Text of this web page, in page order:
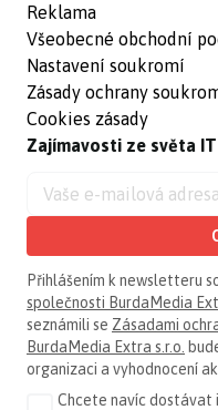
Reklama
Všeobecné obchodní
Nastavení soukromí
Zásady ochrany
Cookies zásady
Zajímavosti ze světa
Přihlášením k newsletteru
společnosti BurdaMedia
seznámili se Zásadami
BurdaMedia Extra s.r.o.
organizaci a vyhodnocení
Chcete navíc dostávat